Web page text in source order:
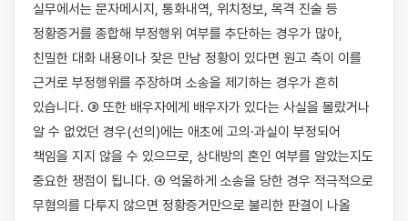
실무에서는 문자메시지, 통화내역, 위치정보, 목격 진술 등
정황증거를 종합해 부정행위 여부를 추단하는 경우가 많아,
친밀한 대화 내용이나 잦은 만남 정황이 있다면 원고 측이 이를
근거로 부정행위를 주장하며 소송을 제기하는 경우가 흔히
있습니다. ③ 또한 배우자에게 배우자가 있다는 사실을 몰랐거나
알 수 없었던 경우(선의)에는 애초에 고의·과실이 부정되어
책임을 지지 않을 수 있으므로, 상대방의 혼인 여부를 알았는지도
중요한 쟁점이 됩니다. ④ 억울하게 소송을 당한 경우 적극적으로
무혐의를 다투지 않으면 정황증거만으로 불리한 판결이 나올